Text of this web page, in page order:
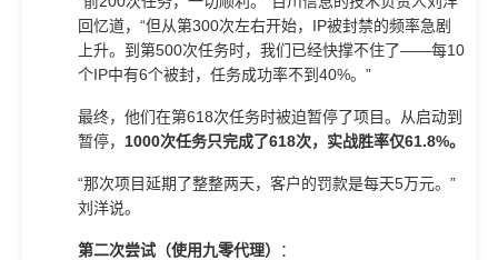
回忆道，“但从第300次左右开始，IP被封禁的频率急剧
上升。到第500次任务时，我们已经快撑不住了——每10
个IP中有6个被封，任务成功率不到40%。”
最终，他们在第618次任务时被迫暂停了项目。从启动到
暂停， 1000次任务只完成了618次，实战胜率仅61.8%。
“那次项目延期了整整两天，客户的罚款是每天5万元。”
刘洋说。
第二次尝试（使用九零代理） ：